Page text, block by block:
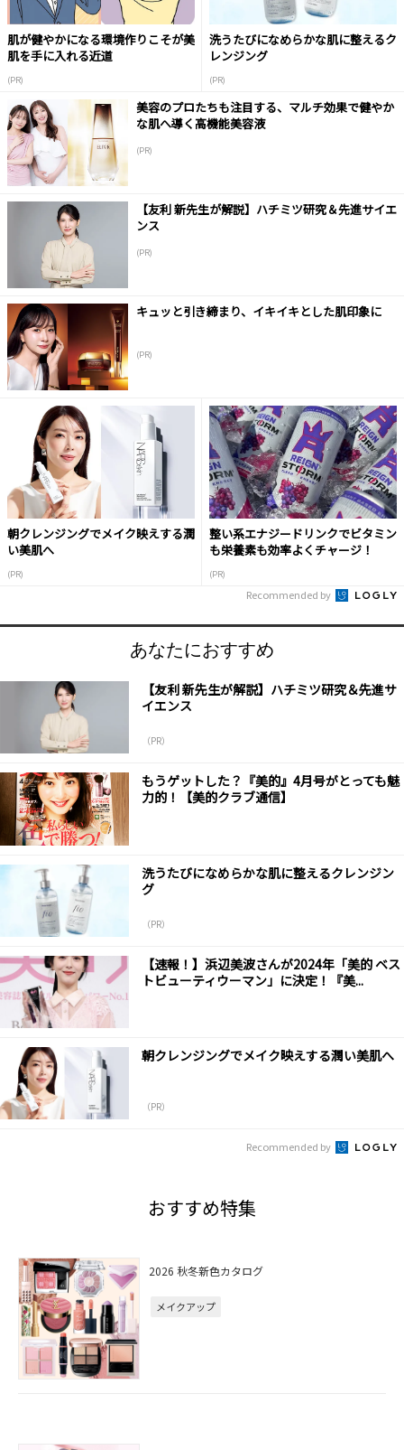
肌が健やかになる環境作りこそが美
肌を手に入れる近道
(PR)
洗うたびになめらかな肌に整えるク
レンジング
(PR)
美容のプロたちも注目する、マルチ効果で健やか
な肌へ導く高機能美容液
(PR)
【友利 新先生が解説】ハチミツ研究＆先進サイエ
ンス
(PR)
キュッと引き締まり、イキイキとした肌印象に
(PR)
朝クレンジングでメイク映えする潤
い美肌へ
(PR)
整い系エナジードリンクでビタミン
も栄養素も効率よくチャージ！
(PR)
Recommended by
あなたにおすすめ
【友利 新先生が解説】ハチミツ研究＆先進サ
イエンス
（PR）
もうゲットした？『美的』4月号がとっても魅
力的！【美的クラブ通信】
洗うたびになめらかな肌に整えるクレンジン
グ
（PR）
【速報！】浜辺美波さんが2024年「美的 ベス
トビューティウーマン」に決定！『美...
朝クレンジングでメイク映えする潤い美肌へ
（PR）
Recommended by
おすすめ特集
2026 秋冬新色カタログ
メイクアップ